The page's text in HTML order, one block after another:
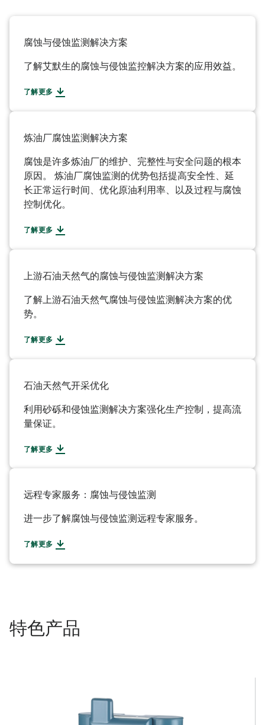
腐蚀与侵蚀监测解决方案
了解艾默生的腐蚀与侵蚀监控解决方案的应用效益。
了解更多
炼油厂腐蚀监测解决方案
腐蚀是许多炼油厂的维护、完整性与安全问题的根本
原因。 炼油厂腐蚀监测的优势包括提高安全性、延
长正常运行时间、优化原油利用率、以及过程与腐蚀
控制优化。
了解更多
上游石油天然气的腐蚀与侵蚀监测解决方案
了解上游石油天然气腐蚀与侵蚀监测解决方案的优
势。
了解更多
石油天然气开采优化
利用砂砾和侵蚀监测解决方案强化生产控制，提高流
量保证。
了解更多
远程专家服务：腐蚀与侵蚀监测
进一步了解腐蚀与侵蚀监测远程专家服务。
了解更多
特色产品​